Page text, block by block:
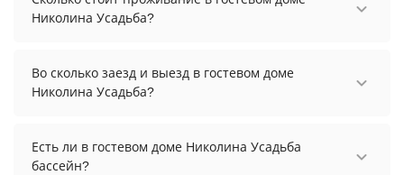
Николина Усадьба?
Николина Усадьба начинается от 2100 рублей.
Чтобы увидеть актуальные цены на проживание,
Во сколько заезд и выезд в гостевом доме
Николина Усадьба?
осуществить до 12:00.
Есть ли в гостевом доме Николина Усадьба
бассейн?